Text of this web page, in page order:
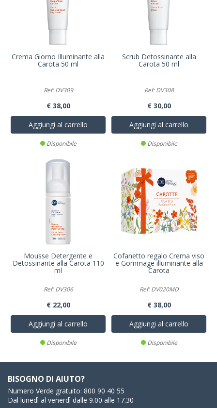
Crema Giorno Illuminante alla
Carota 50 ml
Ref: DV309
€ 38,00
Aggiungi al carrello
Disponibile
Scrub Detossinante alla
Carota 50 ml
Ref: DV308
€ 30,00
Aggiungi al carrello
Disponibile
Mousse Detergente e
Detossinante alla Carota 110
ml
Ref: DV306
€ 22,00
Aggiungi al carrello
Disponibile
Cofanetto regalo Crema viso
e Gommage illuminante alla
Carota
Ref: DV020MD
€ 38,00
Aggiungi al carrello
Disponibile
BISOGNO DI AIUTO?
Numero Verde gratuito: 800 90 40 55
Dal lunedì al venerdì dalle 9.00 alle 17.30